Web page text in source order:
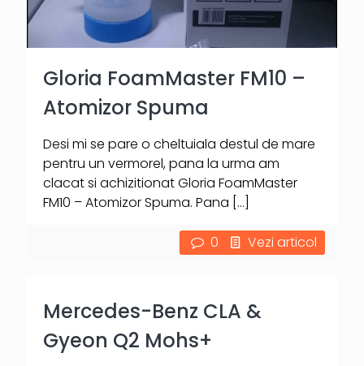
Gloria FoamMaster FM10 –
Atomizor Spuma
Desi mi se pare o cheltuiala destul de mare
pentru un vermorel, pana la urma am
clacat si achizitionat Gloria FoamMaster
FM10 – Atomizor Spuma. Pana […]
0 Vezi articol
Mercedes-Benz CLA &
Gyeon Q2 Mohs+